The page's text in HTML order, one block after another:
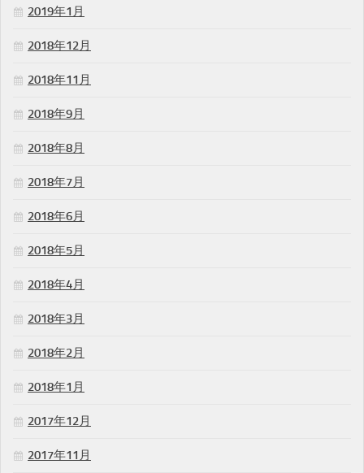
2019年1月
2018年12月
2018年11月
2018年9月
2018年8月
2018年7月
2018年6月
2018年5月
2018年4月
2018年3月
2018年2月
2018年1月
2017年12月
2017年11月